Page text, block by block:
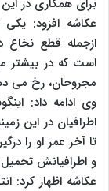
برای همکاری در
عکاشه افزود:
ازجمله قطع نخاع
است که در بیشتر
مجروحان، رخ می
وی ادامه داد:
اطرافیان در این
تا آخر عمر او را
و اطرافیانش
عکاشه اظهار کرد: